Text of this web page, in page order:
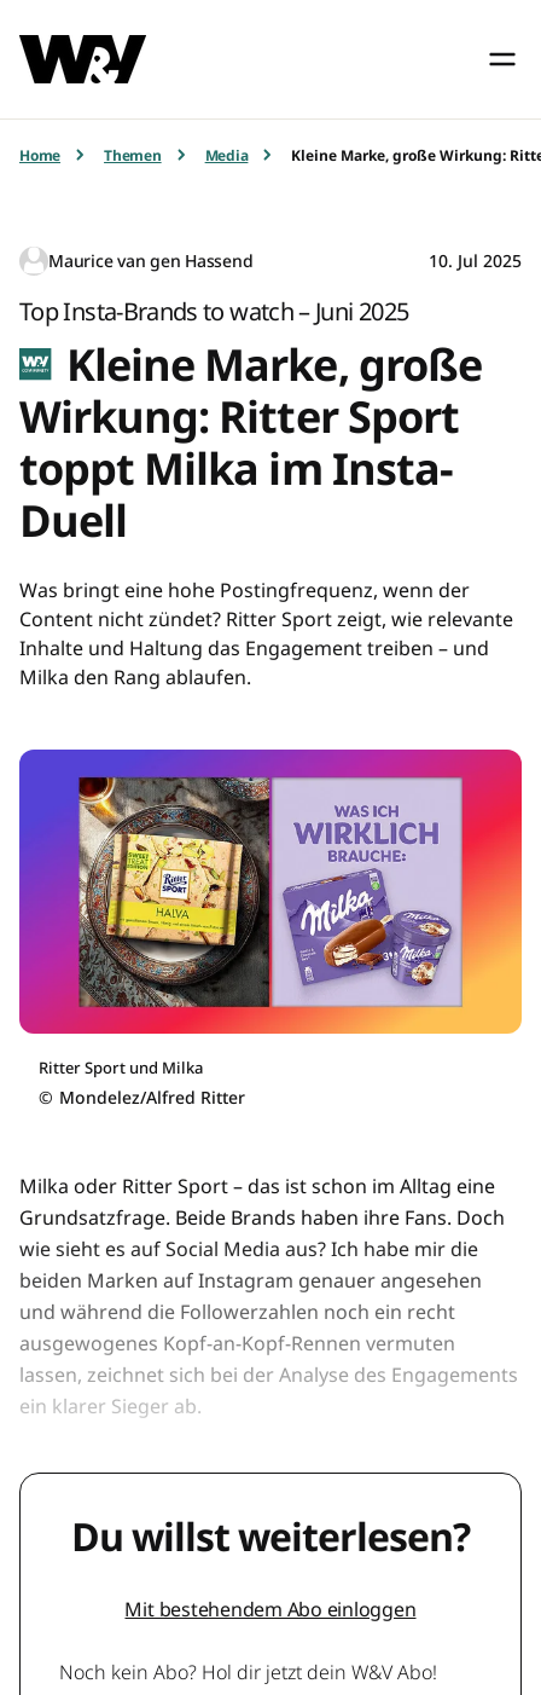
Home Themen Media Kleine Marke, große Wirkung:
Maurice van gen Hassend 10. Jul 2025
Top Insta-Brands to watch – Juni 2025
Kleine Marke, große
Wirkung: Ritter Sport
toppt Milka im Insta-
Duell
Was bringt eine hohe Postingfrequenz, wenn der
Content nicht zündet? Ritter Sport zeigt, wie relevante
Inhalte und Haltung das Engagement treiben – und
Milka den Rang ablaufen.
Ritter Sport und Milka
© Mondelez/Alfred Ritter
Milka oder Ritter Sport – das ist schon im Alltag eine
Grundsatzfrage. Beide Brands haben ihre Fans. Doch
wie sieht es auf Social Media aus? Ich habe mir die
beiden Marken auf Instagram genauer angesehen
und während die Followerzahlen noch ein recht
ausgewogenes Kopf-an-Kopf-Rennen vermuten
lassen, zeichnet sich bei der Analyse des Engagements
ein klarer Sieger ab.
Du willst weiterlesen?
Mit bestehendem Abo einloggen
Noch kein Abo? Hol dir jetzt dein W&V Abo!